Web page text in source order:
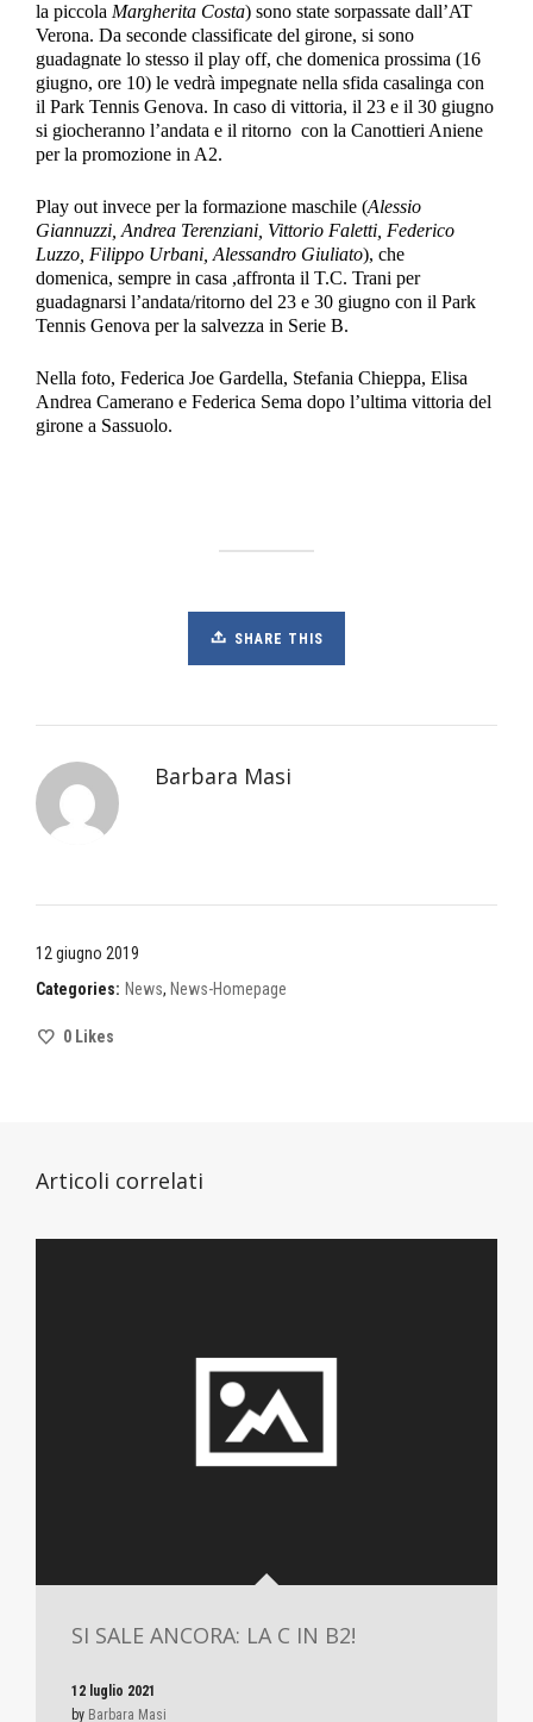
la piccola Margherita Costa) sono state sorpassate dall’AT
Verona. Da seconde classificate del girone, si sono
guadagnate lo stesso il play off, che domenica prossima (16
giugno, ore 10) le vedrà impegnate nella sfida casalinga con
il Park Tennis Genova. In caso di vittoria, il 23 e il 30 giugno
si giocheranno l’andata e il ritorno con la Canottieri Aniene
per la promozione in A2.
Play out invece per la formazione maschile (Alessio
Giannuzzi, Andrea Terenziani, Vittorio Faletti, Federico
Luzzo, Filippo Urbani, Alessandro Giuliato), che
domenica, sempre in casa ,affronta il T.C. Trani per
guadagnarsi l’andata/ritorno del 23 e 30 giugno con il Park
Tennis Genova per la salvezza in Serie B.
Nella foto, Federica Joe Gardella, Stefania Chieppa, Elisa
Andrea Camerano e Federica Sema dopo l’ultima vittoria del
girone a Sassuolo.
SHARE THIS
Barbara Masi
12 giugno 2019
Categories: News, News-Homepage
0 Likes
Articoli correlati
SI SALE ANCORA: LA C IN B2!
12 luglio 2021
by Barbara Masi